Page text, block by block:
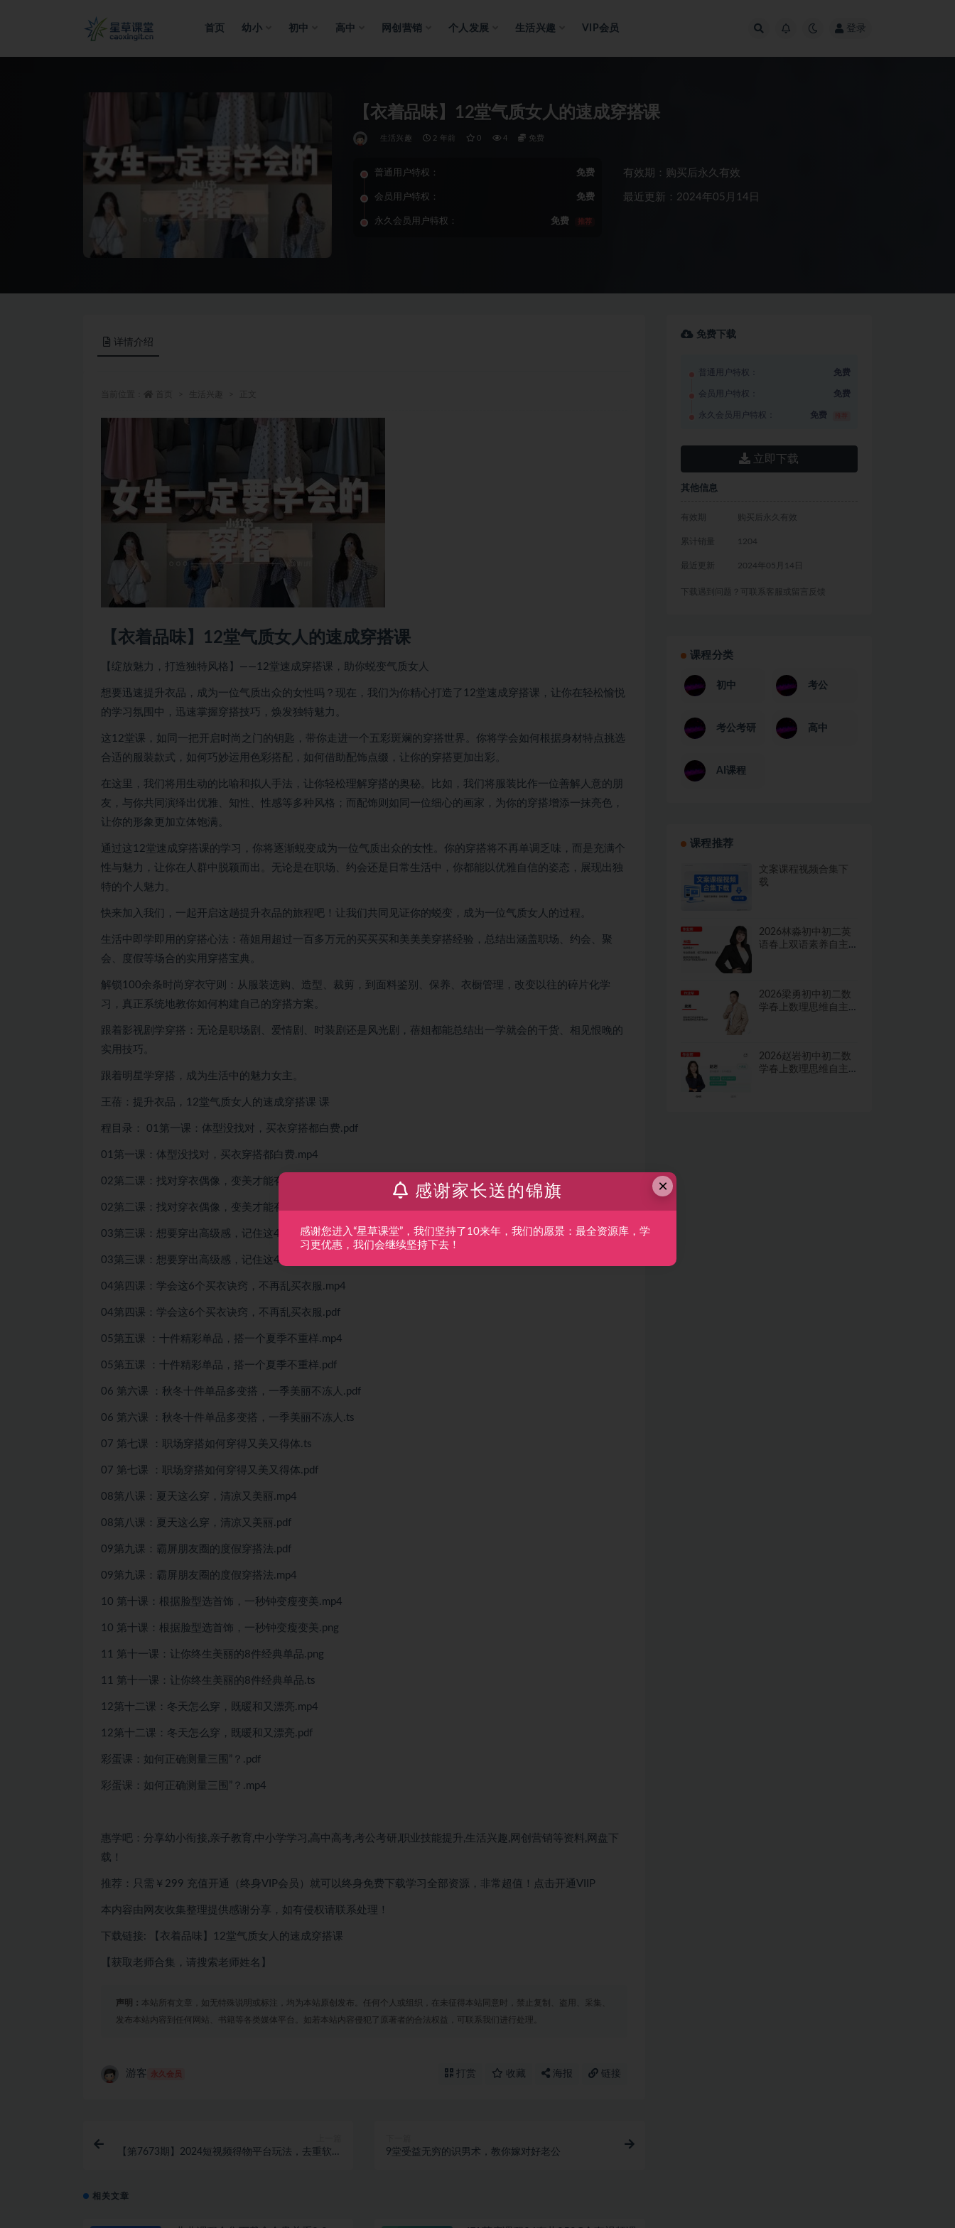
首页 幼小 初中 高中 网创营销 个人发展 生活兴趣 VIP会员 登录
【衣着品味】12堂气质女人的速成穿搭课
生活兴趣 2 年前 0 4 免费
普通用户特权： 免费
会员用户特权： 免费
永久会员用户特权： 免费 推荐
有效期：购买后永久有效
最近更新：2024年05月14日
详情介绍
【衣着品味】12堂气质女人的速成穿搭课
【绽放魅力，打造独特风格】——12堂速成穿搭课，助你蜕变气质女人
想要迅速提升衣品，成为一位气质出众的女性吗？现在，我们为你精心打造了12堂速成穿搭课，让你在轻松愉悦
的学习氛围中，迅速掌握穿搭技巧，焕发独特魅力。
这12堂课，如同一把开启时尚之门的钥匙，带你走进一个五彩斑斓的穿搭世界。你将学会如何根据身材特点挑选
合适的服装款式，如何巧妙运用色彩搭配，如何借助配饰点缀，让你的穿搭更加出彩。
在这里，我们将用生动的比喻和拟人手法，让你轻松理解穿搭的奥秘。比如，我们将服装比作一位善解人意的朋
友，与你共同演绎出优雅、知性、性感等多种风格；而配饰则如同一位细心的画家，为你的穿搭增添一抹亮色，
让你的形象更加立体饱满。
通过这12堂速成穿搭课的学习，你将逐渐蜕变成为一位气质出众的女性。你的穿搭将不再单调乏味，而是充满个
性与魅力，让你在人群中脱颖而出。无论是在职场、约会还是日常生活中，你都能以优雅自信的姿态，展现出独
特的个人魅力。
快来加入我们，一起开启这趟提升衣品的旅程吧！让我们共同见证你的蜕变，成为一位气质女人的过程。
生活中即学即用的穿搭心法：蓓姐用超过一百多万元的买买买和美美美穿搭经验，总结出涵盖职场、约会、聚
会、度假等场合的实用穿搭宝典。
解锁100余条时尚穿衣守则：从服装选购、造型、裁剪，到面料鉴别、保养、衣橱管理，改变以往的碎片化学
习，真正系统地教你如何构建自己的穿搭方案。
跟着影视剧学穿搭：无论是职场剧、爱情剧、时装剧还是风光剧，蓓姐都能总结出一学就会的干货、相见恨晚的
实用技巧。
跟着明星学穿搭，成为生活中的魅力女主。
王蓓：提升衣品，12堂气质女人的速成穿搭课 课
程目录： 01第一课：体型没找对，买衣穿搭都白费.pdf
01第一课：体型没找对，买衣穿搭都白费.mp4
02第二课：找对穿衣偶像，变美才能有捷径.pdf
02第二课：找对穿衣偶像，变美才能有捷径.mp4
03第三课：想要穿出高级感，记住这4个秘诀.mp4
03第三课：想要穿出高级感，记住这4个秘诀.pdf
04第四课：学会这6个买衣诀窍，不再乱买衣服.mp4
04第四课：学会这6个买衣诀窍，不再乱买衣服.pdf
05第五课 ：十件精彩单品，搭一个夏季不重样.mp4
05第五课 ：十件精彩单品，搭一个夏季不重样.pdf
06 第六课 ：秋冬十件单品多变搭，一季美丽不冻人.pdf
06 第六课 ：秋冬十件单品多变搭，一季美丽不冻人.ts
07 第七课 ：职场穿搭如何穿得又美又得体.ts
07 第七课 ：职场穿搭如何穿得又美又得体.pdf
08第八课：夏天这么穿，清凉又美丽.mp4
08第八课：夏天这么穿，清凉又美丽.pdf
09第九课：霸屏朋友圈的度假穿搭法.pdf
09第九课：霸屏朋友圈的度假穿搭法.mp4
10 第十课：根据脸型选首饰，一秒钟变瘦变美.mp4
10 第十课：根据脸型选首饰，一秒钟变瘦变美.png
11 第十一课：让你终生美丽的8件经典单品.png
11 第十一课：让你终生美丽的8件经典单品.ts
12第十二课：冬天怎么穿，既暖和又漂亮.mp4
12第十二课：冬天怎么穿，既暖和又漂亮.pdf
彩蛋课：如何正确测量三围”？.pdf
彩蛋课：如何正确测量三围”？.mp4
惠学吧：分享幼小衔接,亲子教育,中小学学习,高中高考,考公考研,职业技能提升,生活兴趣,网创营销等资料,网盘下
载！
推荐：只需￥299 充值开通（终身VIP会员）就可以 终身免费下载学习全部资源，非常超值！点击开通VIIP
本内容由网友收集整理提供感谢分享，如有侵权请联系处理！
下载链接: 【衣着品味】12堂气质女人的速成穿搭课
【获取老师合集，请搜索老师姓名】
声明： 本站所有文章，如无特殊说明或标注，均为本站原创发布。任何个人或组织，在未征得本站同意时，禁止复制、盗用、采集、
发布本站内容到任何网站、书籍等各类媒体平台。如若本站内容侵犯了原著者的合法权益，可联系我们进行处理。
游客 永久会员 打赏 收藏 海报 链接
【第7673期】2024短视频得物平台玩法，去重软件
9堂受益无穷的识男术，教你嫁对好老公
相关文章
免费下载
普通用户特权： 免费
会员用户特权： 免费
永久会员用户特权： 免费
立即下载
其他信息
有效期 购买后永久有效
累计销量 1204
最近更新 2024年05月14日
下载遇到问题？可联系客服或留言反馈
课程分类
初中 考公
考公考研 高中
AI课程
课程推荐
文案课程视频合集下
载
2026林淼初中初二英
语春上双语素养自主
2026梁勇初中初二数
学春上数理思维自主
2026赵岩初中初二数
学春上数理思维自主
×
感谢家长送的锦旗
感谢您进入“星草课堂”，我们坚持了10来年，我们的愿景：最全资源库，学
习更优惠，我们会继续坚持下去！